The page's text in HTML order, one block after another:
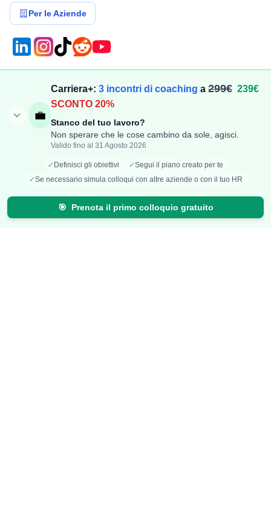
💼
Carriera+: 3 incontri di coaching a 299€ 239€
SCONTO 20%
Stanco del tuo lavoro?
Non sperare che le cose cambino da sole, agisci.
Valido fino al 31 Agosto 2026
✓ Definisci gli obiettivi ✓Segui il piano creato per te
✓Se necessario simula colloqui con altre aziende o con il tuo HR
🎯 Prenota il primo colloquio gratuito
Per le Aziende
Aggiungi Compenso
Stipendi Dipendenti
Fatturati Partite IVA
Stipendi
Classifica Aziende
Mappa Stipendi Italia
Calcolatori